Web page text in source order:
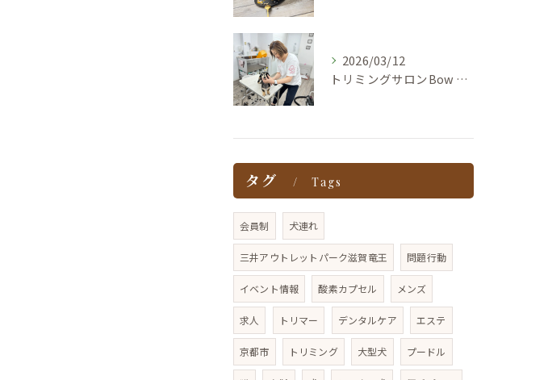
2026/03/12
トリミングサロンBow wowのオーナーズコラム
タグ Tags
会員制 犬連れ
三井アウトレットパーク滋賀竜王 問題行動
イベント情報 酸素カプセル メンズ
求人 トリマー デンタルケア エステ
京都市 トリミング 大型犬 プードル